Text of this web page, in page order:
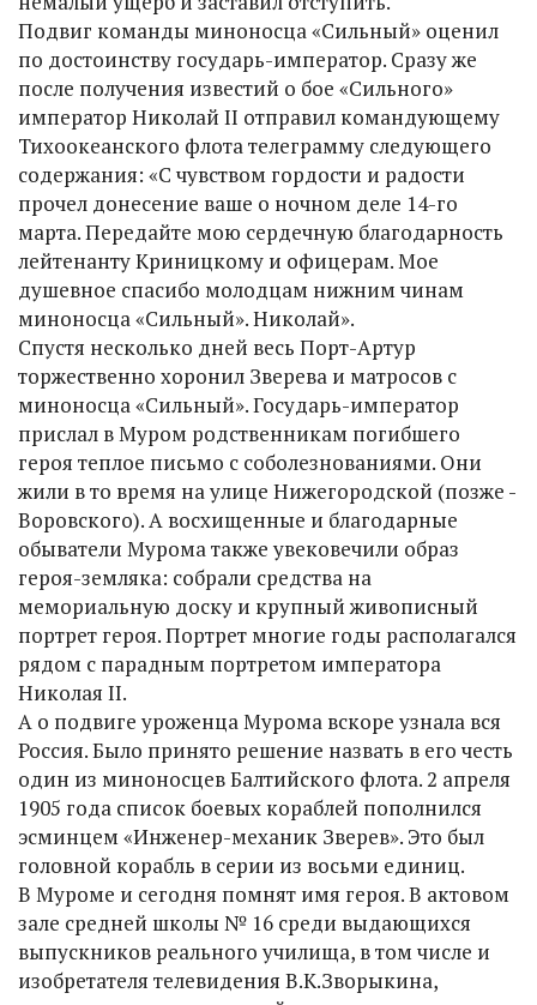
Подвиг команды миноносца «Сильный» оценил
по достоинству государь-император. Сразу же
после получения известий о бое «Сильного»
император Николай II отправил командующему
Тихоокеанского флота телеграмму следующего
содержания: «С чувством гордости и радости
прочел донесение ваше о ночном деле 14-го
марта. Передайте мою сердечную благодарность
лейтенанту Криницкому и офицерам. Мое
душевное спасибо молодцам нижним чинам
миноносца «Сильный». Николай».
Спустя несколько дней весь Порт-Артур
торжественно хоронил Зверева и матросов с
миноносца «Сильный». Государь-император
прислал в Муром родственникам погибшего
героя теплое письмо с соболезнованиями. Они
жили в то время на улице Нижегородской (позже -
Воровского). А восхищенные и благодарные
обыватели Мурома также увековечили образ
героя-земляка: собрали средства на
мемориальную доску и крупный живописный
портрет героя. Портрет многие годы располагался
рядом с парадным портретом императора
Николая II.
А о подвиге уроженца Мурома вскоре узнала вся
Россия. Было принято решение назвать в его честь
один из миноносцев Балтийского флота. 2 апреля
1905 года список боевых кораблей пополнился
эсминцем «Инженер-механик Зверев». Это был
головной корабль в серии из восьми единиц.
В Муроме и сегодня помнят имя героя. В актовом
зале средней школы № 16 среди выдающихся
выпускников реального училища, в том числе и
изобретателя телевидения В.К.Зворыкина,